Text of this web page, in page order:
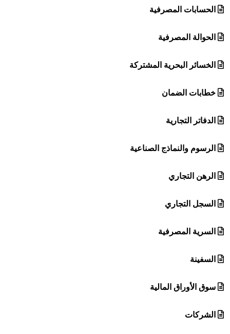
الحسابات المصرفية
الحوالة المصرفية
الخسائر البحرية المشتركة
خطابات الضمان
الدفاتر التجارية
الرسوم والنماذج الصناعية
الرهن التجاري
السجل التجاري
السرية المصرفية
السفينة
سوق الأوراق المالية
الشركات